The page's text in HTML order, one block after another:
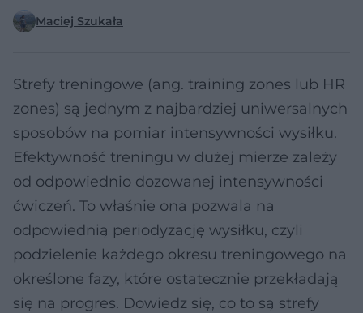
Maciej Szukała
Strefy treningowe (ang. training zones lub HR
zones) są jednym z najbardziej uniwersalnych
sposobów na pomiar intensywności wysiłku.
Efektywność treningu w dużej mierze zależy
od odpowiednio dozowanej intensywności
ćwiczeń. To właśnie ona pozwala na
odpowiednią periodyzację wysiłku, czyli
podzielenie każdego okresu treningowego na
określone fazy, które ostatecznie przekładają
się na progres. Dowiedz się, co to są strefy